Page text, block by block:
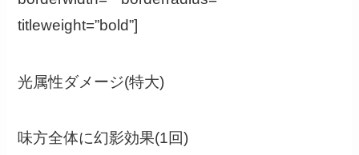
titleweight=”bold”]
光属性ダメージ(特大)
味方全体に幻影効果(1回)